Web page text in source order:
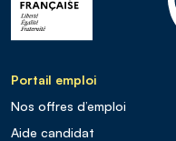
Portail emploi
Nos offres d’emploi
Aide candidat